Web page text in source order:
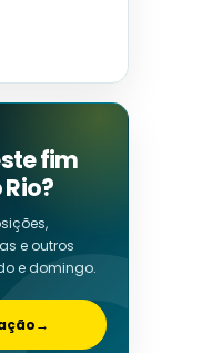
fim
e outros
e domingo.
→